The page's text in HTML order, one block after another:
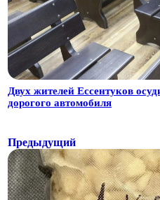
Двух жителей Ессентуков
дорогого автомобиля
Предыдущий